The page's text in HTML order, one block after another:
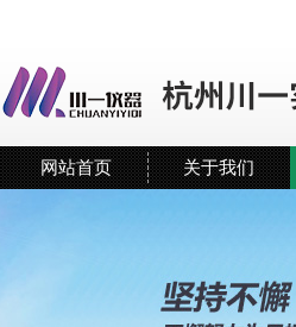
网站首页 关于我们